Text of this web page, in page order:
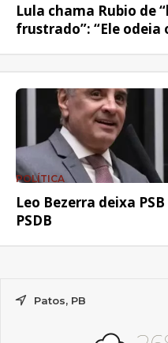
Lula chama Rubio de
frustrado”: “Ele odeia
POLÍTICA
Leo Bezerra deixa
PSDB
Patos, PB